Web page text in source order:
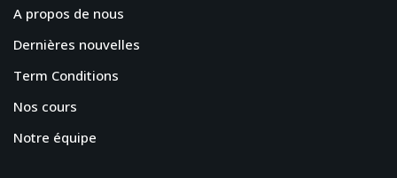
A propos de nous
Dernières nouvelles
Term Conditions
Nos cours
Notre équipe